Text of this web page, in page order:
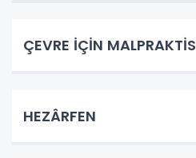
ÇEVRE İÇİN MALPRAKTİS
HEZÂRFEN